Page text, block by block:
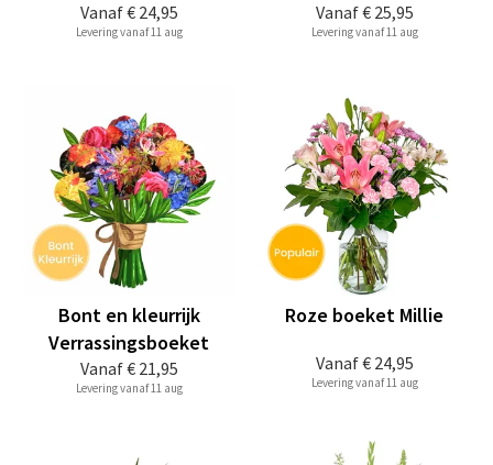
Vanaf€ 24,95
Levering vanaf 11 aug
Vanaf€ 25,95
Levering vanaf 11 aug
Vanaf€ 21,95
Bont en kleurrijk
Verrassingsboeket
Levering vanaf 11 aug
Vanaf€ 24,95
Roze boeket Millie
Levering vanaf 11 aug